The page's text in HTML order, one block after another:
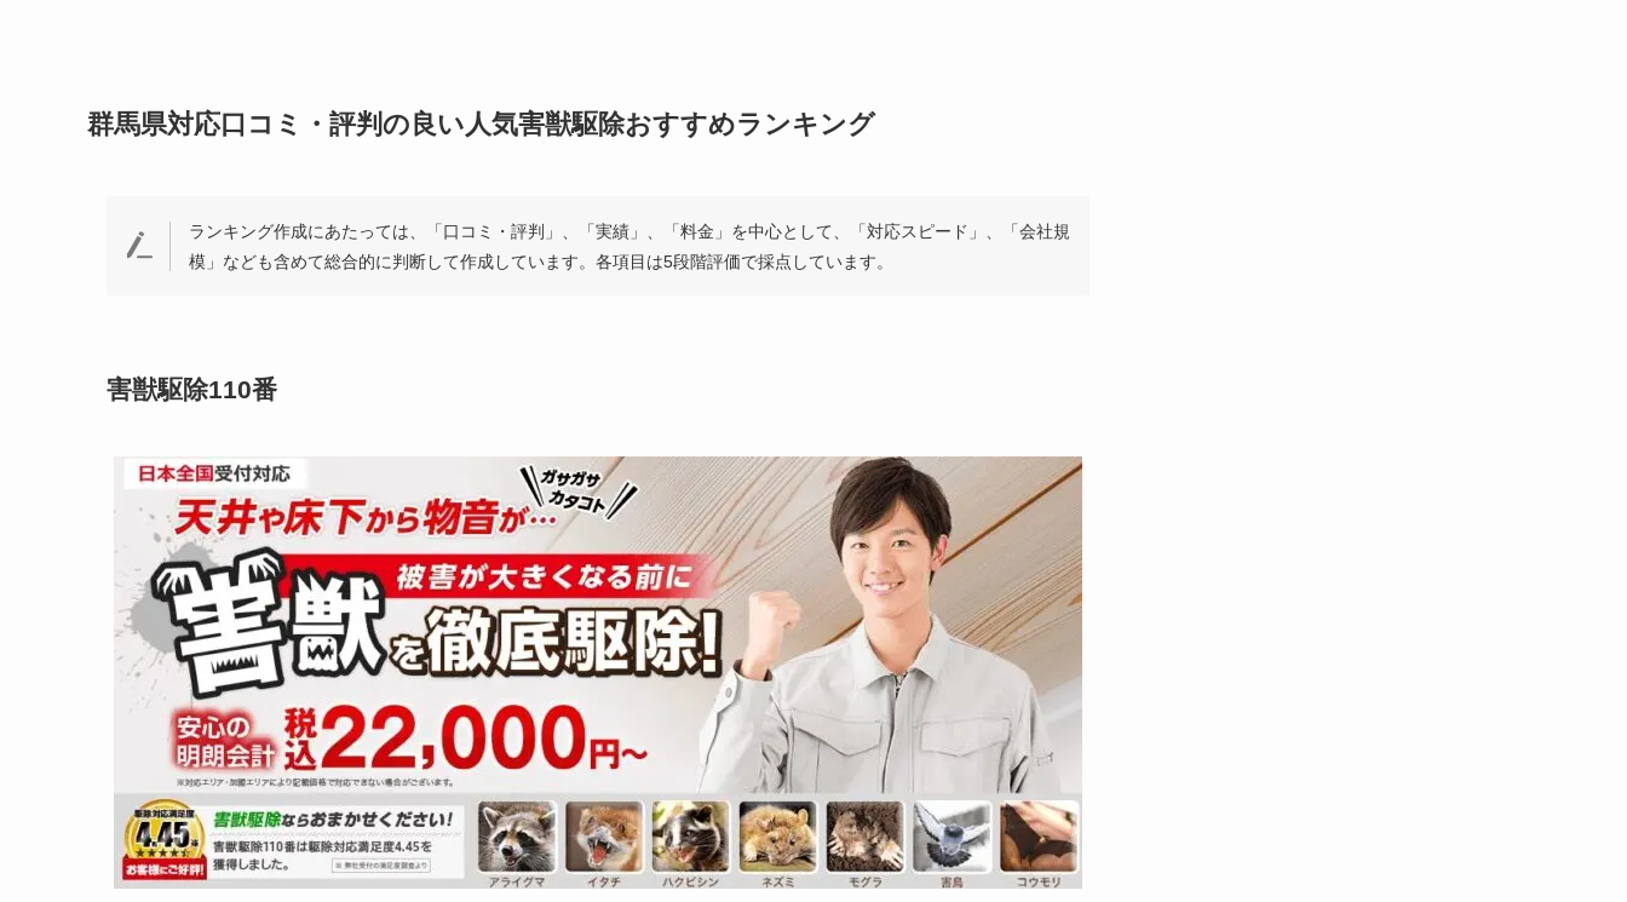
群馬県対応口コミ・評判の良い人気害獣駆除おすすめランキング
ランキング作成にあたっては、「口コミ・評判」、「実績」、「料金」を中心として、「対応スピード」、「会社規
模」なども含めて総合的に判断して作成しています。各項目は5段階評価で採点しています。
害獣駆除110番